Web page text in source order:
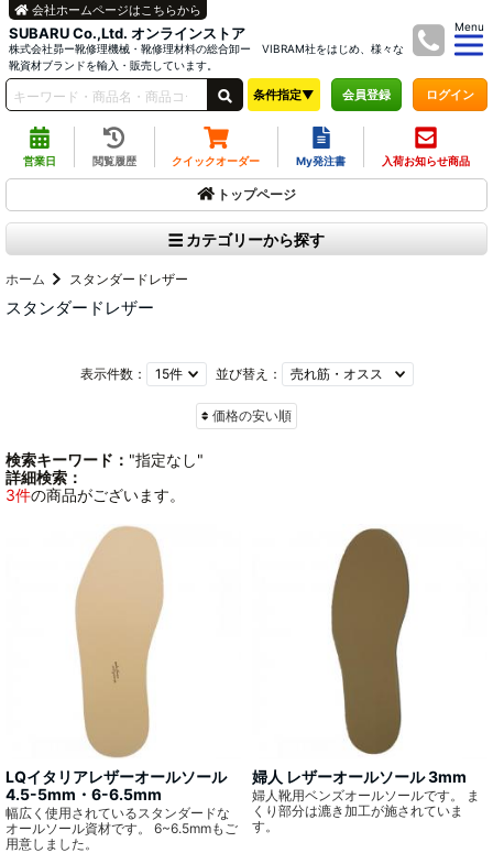
SUBARU Co.,Ltd. オンラインストア
株式会社昴ー靴修理機械・靴修理材料の総合卸ー VIBRAM社をはじめ、様々な
靴資材ブランドを輸入・販売しています。
Menu
会社ホームページはこちらから
条件指定▼ 会員登録 ログイン
営業日 閲覧履歴 クイックオーダー My発注書 入荷お知らせ商品
トップページ
カテゴリーから探す
ホーム スタンダードレザー
スタンダードレザー
表示件数： 並び替え：
価格の安い順
検索キーワード： "指定なし"
詳細検索：
3件の商品がございます。
LQイタリアレザーオールソール
4.5-5mm・6-6.5mm
幅広く使用されているスタンダードな
オールソール資材です。 6~6.5mmもご
用意しました。
婦人 レザーオールソール 3mm
婦人靴用ベンズオールソールです。 ま
くり部分は漉き加工が施されていま
す。